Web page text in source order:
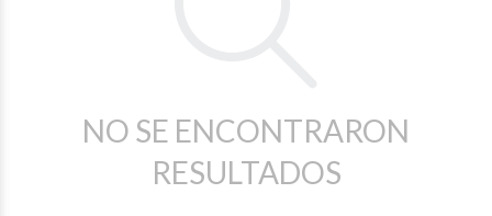
NO SE ENCONTRARON
RESULTADOS